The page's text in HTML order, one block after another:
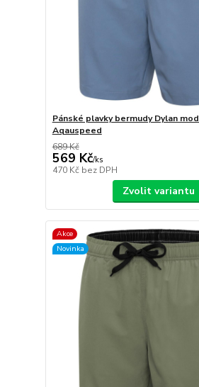
Pánské plavky bermudy Dylan
Aqauspeed
689 Kč
569 Kč/ks
470 Kč bez DPH
Zvolit variantu
Akce
Novinka